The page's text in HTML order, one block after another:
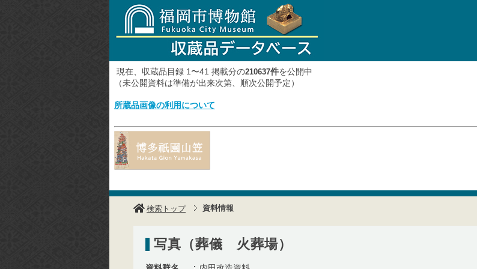
現在、収蔵品目録 1〜41 掲載分の210637件を公開中
（未公開資料は準備が出来次第、順次公開予定）
所蔵品画像の利用について
検索トップ 資料情報
写真（葬儀 火葬場）